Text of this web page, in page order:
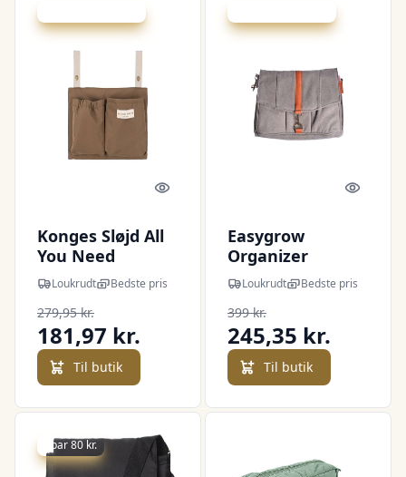
Quick look
Konges Sløjd All
You Need
Barnevognslomme
- Walnut
Loukrudt Bedste pris
279,95 kr.
181,97 kr.
Til butik
Quick
Easygrow
Organizer
Aarhus Canvas -
Grey
Loukrudt Bedste pris
399 kr.
245,35 kr.
Til butik
Spar 80 kr.